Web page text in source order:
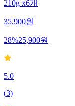
210g x6개
35,900원
28%25,900원
5.0
(3)